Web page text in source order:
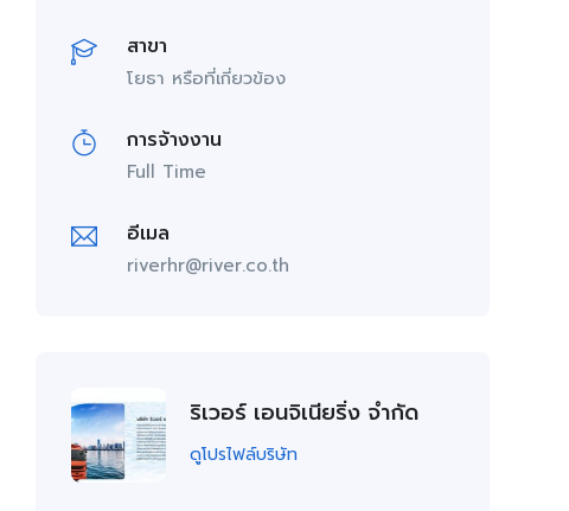
สาขา
โยธา หรือที่เกี่ยวข้อง
การจ้างงาน
Full Time
อีเมล
riverhr@river.co.th
ริเวอร์ เอนจิเนียริ่ง จำกัด
ดูโปรไฟล์บริษัท